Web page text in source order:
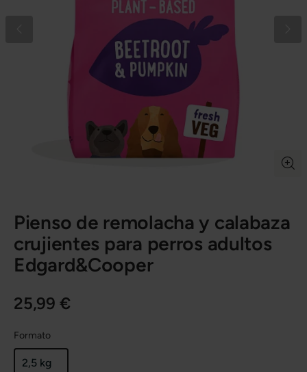
Pienso de remolacha y calabaza
crujientes para perros adultos
Edgard&Cooper
25,99 €
Formato
2,5 kg